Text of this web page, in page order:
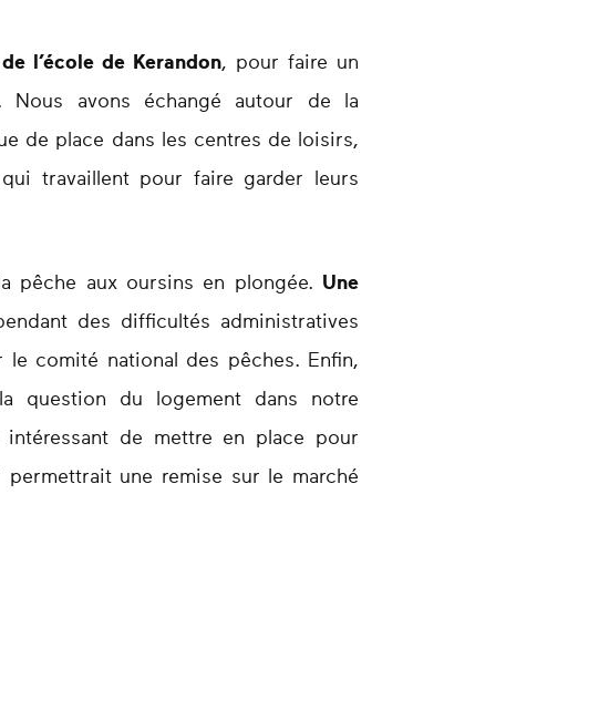
l’école de Kerandon, pour faire un
Nous avons échangé autour de la
de place dans les centres de loisirs,
travaillent pour faire garder leurs
pêche aux oursins en plongée. Une
des difficultés administratives
le comité national des pêches. Enfin,
question du logement dans notre
de mettre en place pour
une remise sur le marché